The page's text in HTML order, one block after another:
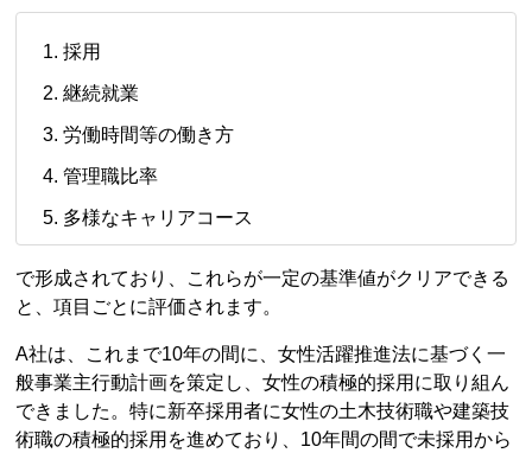
採用
継続就業
労働時間等の働き方
管理職比率
多様なキャリアコース
で形成されており、これらが一定の基準値がクリアできる
と、項目ごとに評価されます。
A社は、これまで10年の間に、女性活躍推進法に基づく一
般事業主行動計画を策定し、女性の積極的採用に取り組ん
できました。特に新卒採用者に女性の土木技術職や建築技
術職の積極的採用を進めており、10年間の間で未採用から